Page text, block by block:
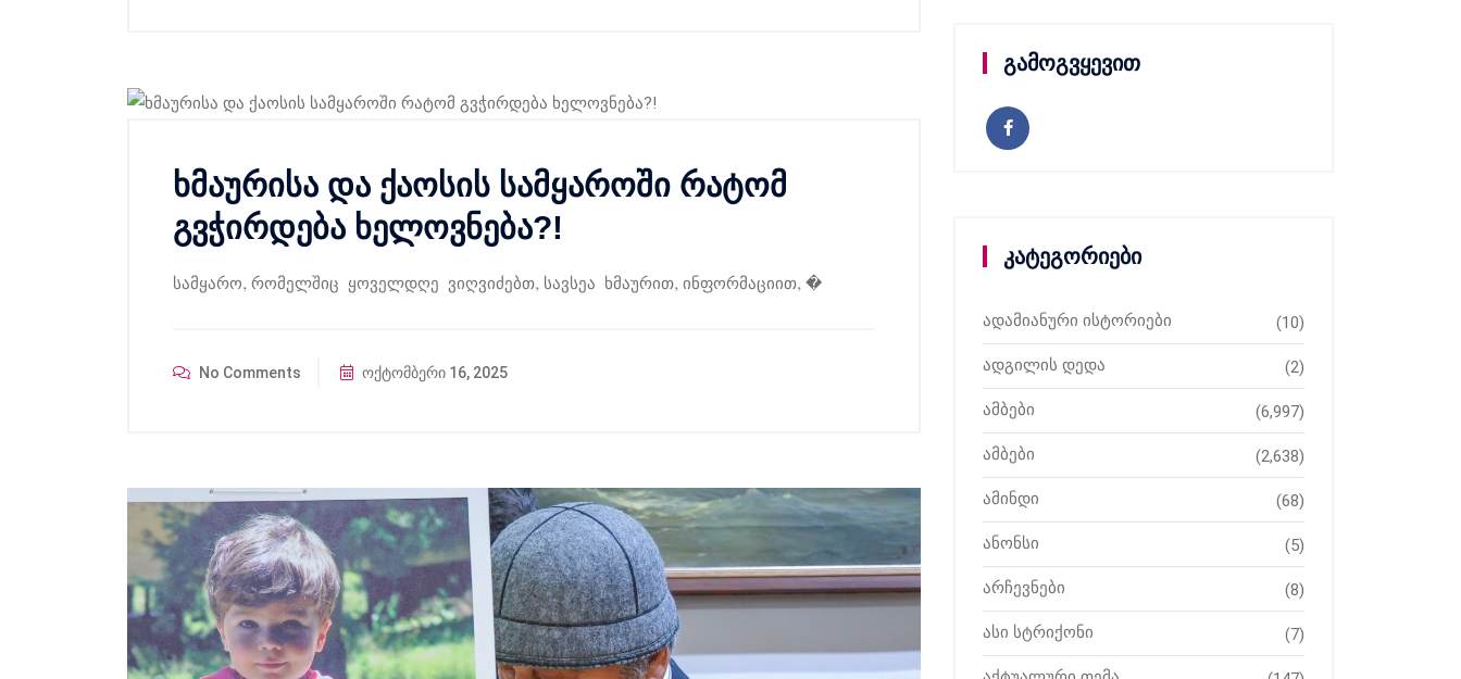
ხმაურისა და ქაოსის სამყაროში რატომ
გვჭირდება ხელოვნება?!
სამყარო, რომელშიც ყოველდღე ვიღვიძებთ, სავსეა ხმაურით, ინფორმაციით, �
No Comments ოქტომბერი 16, 2025
გამოგვყევით
კატეგორიები
ადამიანური ისტორიები (10)
ადგილის დედა (2)
ამბები (6,997)
ამბები (2,638)
ამინდი (68)
ანონსი (5)
არჩევნები (8)
ასი სტრიქონი (7)